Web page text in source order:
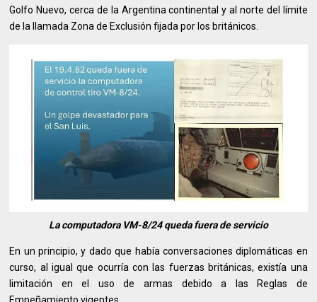
Golfo Nuevo, cerca de la Argentina continental y al norte del límite
de la llamada Zona de Exclusión fijada por los británicos.
La computadora VM-8/24 queda fuera de servicio
En un principio, y dado que había conversaciones diplomáticas en
curso, al igual que ocurría con las fuerzas británicas, existía una
limitación en el uso de armas debido a las Reglas de
Empeñamiento vigentes.